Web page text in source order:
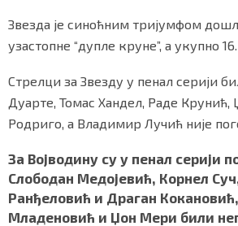
Звезда је синоћним тријумфом
узастопне “дупле круне”, а укупно 16.
Стрелци за Звезду у пенал серији
Дуарте, Томас Хандел, Раде Крунић,
Родриго, а Владимир Лучић није
За Војводину су у пенал серији
Слободан Медојевић, Корнел
Ранђеловић и Драган
Младеновић и Џон Мери били
СВЕТ
ЖИВОТ И СТИЛ
БИЗНИС